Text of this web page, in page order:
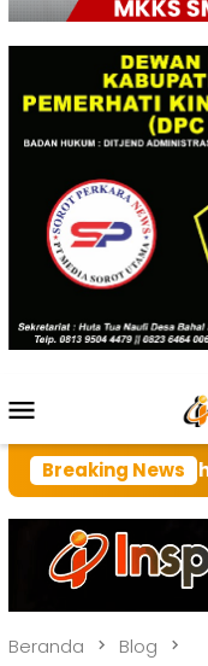
Mobile
Breaking News
kali ini BRI
Beranda Blog